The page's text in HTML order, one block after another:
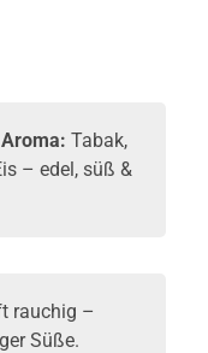
Aroma: Tabak,
– edel, süß &
rauchig –
Süße.